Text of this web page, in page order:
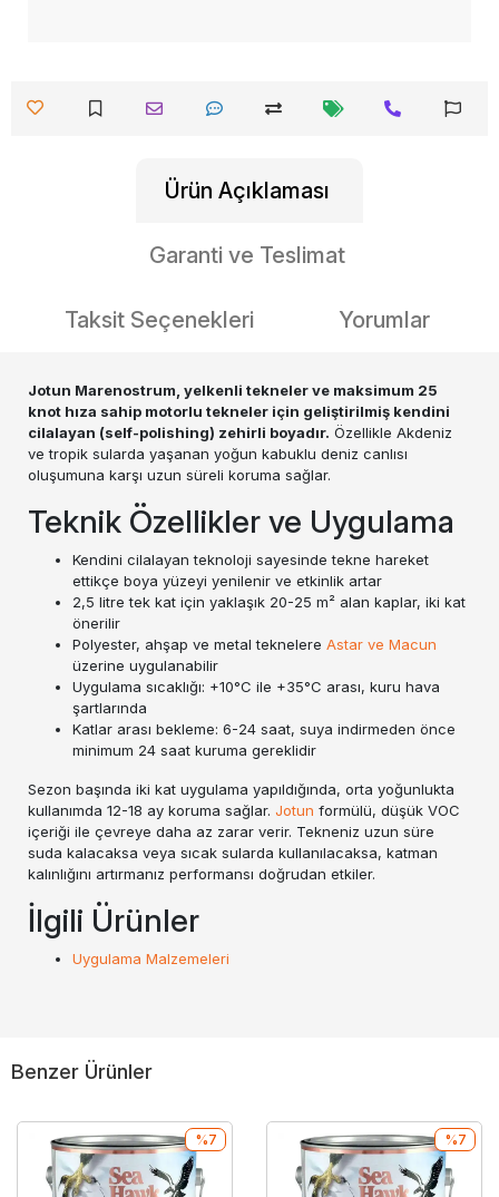
Ürün Açıklaması
Garanti ve Teslimat
Taksit Seçenekleri Yorumlar
Jotun Marenostrum, yelkenli tekneler ve maksimum 25
knot hıza sahip motorlu tekneler için geliştirilmiş kendini
cilalayan (self-polishing) zehirli boyadır. Özellikle Akdeniz
ve tropik sularda yaşanan yoğun kabuklu deniz canlısı
oluşumuna karşı uzun süreli koruma sağlar.
Teknik Özellikler ve Uygulama
Kendini cilalayan teknoloji sayesinde tekne hareket
ettikçe boya yüzeyi yenilenir ve etkinlik artar
2,5 litre tek kat için yaklaşık 20-25 m² alan kaplar, iki kat
önerilir
Polyester, ahşap ve metal teknelere Astar ve Macun
üzerine uygulanabilir
Uygulama sıcaklığı: +10°C ile +35°C arası, kuru hava
şartlarında
Katlar arası bekleme: 6-24 saat, suya indirmeden önce
minimum 24 saat kuruma gereklidir
Sezon başında iki kat uygulama yapıldığında, orta yoğunlukta
kullanımda 12-18 ay koruma sağlar. Jotun formülü, düşük VOC
içeriği ile çevreye daha az zarar verir. Tekneniz uzun süre
suda kalacaksa veya sıcak sularda kullanılacaksa, katman
kalınlığını artırmanız performansı doğrudan etkiler.
İlgili Ürünler
Uygulama Malzemeleri
Benzer Ürünler
%7 %7